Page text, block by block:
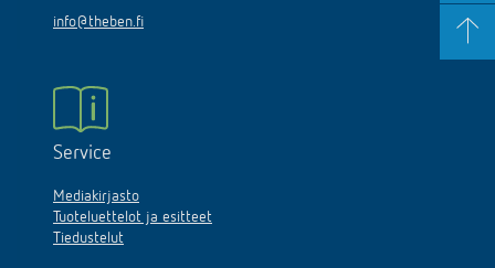
info@theben.fi
Service
Mediakirjasto
Tuoteluettelot ja esitteet
Tiedustelut